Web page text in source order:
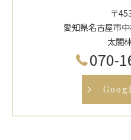
〒
愛知県名古屋市
太閤
070-